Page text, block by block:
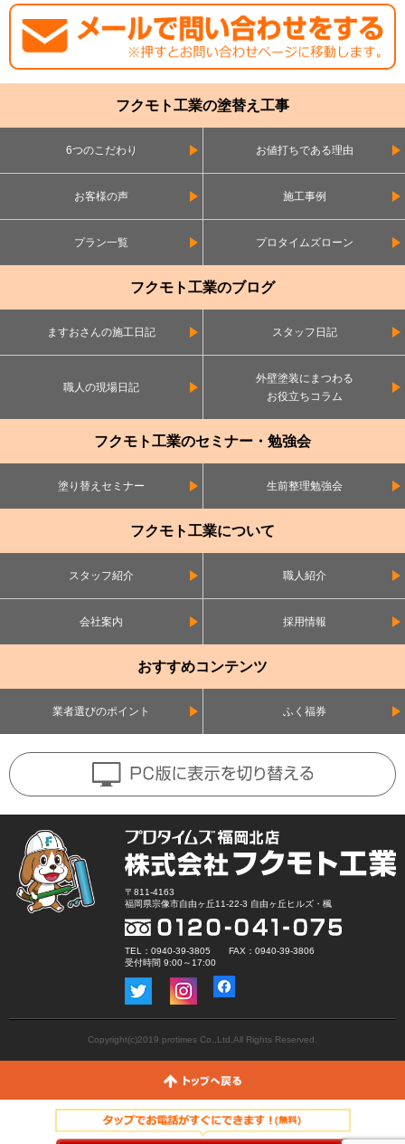
フクモト工業の塗替え工事
6つのこだわり お値打ちである理由
お客様の声 施工事例
プラン一覧 プロタイムズローン
フクモト工業のブログ
ますおさんの施工日記 スタッフ日記
職人の現場日記
外壁塗装にまつわる
お役立ちコラム
フクモト工業のセミナー・勉強会
塗り替えセミナー 生前整理勉強会
フクモト工業について
スタッフ紹介 職人紹介
会社案内 採用情報
おすすめコンテンツ
業者選びのポイント ふく福券
〒811-4163
福岡県宗像市自由ヶ丘11-22-3 自由ヶ丘ヒルズ・楓
TEL：0940-39-3805 FAX：0940-39-3806
受付時間 9:00～17:00
Copyright(c)2019 protimes Co.,Ltd.All Rights Reserved.